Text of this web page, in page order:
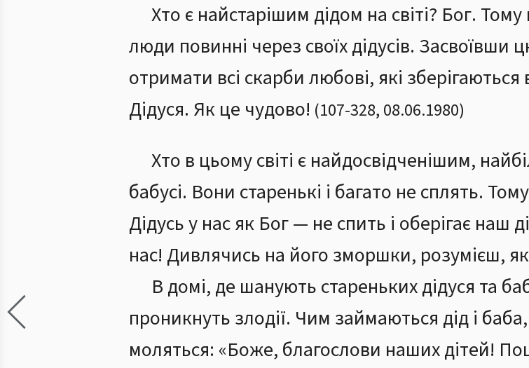
Хто є найстарішим дідом на світі? Бог.
люди повинні через своїх дідусів.
отримати всі скарби любові, які
Дідуся. Як це чудово! (107-328, 08.06.1980)
Хто в цьому світі є найдосвідченішим,
бабусі. Вони старенькі і багато не сплять.
Дідусь у нас як Бог — не спить і оберігає наш
нас! Дивлячись на його зморшки, розумієш,
В домі, де шанують стареньких дідуся та
проникнуть злодії. Чим займаються дід і
моляться: «Боже, благослови наших дітей!